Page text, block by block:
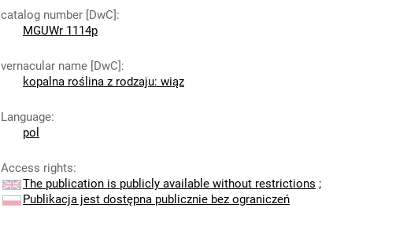
catalog number [DwC]:
MGUWr 1114p
vernacular name [DwC]:
kopalna roślina z rodzaju: wiąz
Language:
pol
Access rights:
The publication is publicly available without restrictions ;
Publikacja jest dostępna publicznie bez ograniczeń